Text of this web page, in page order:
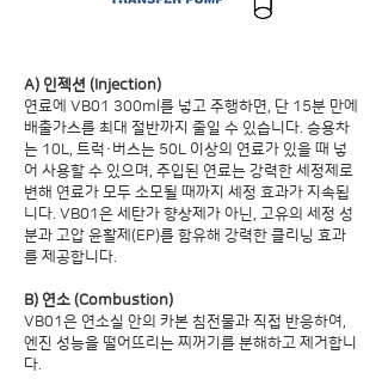
A) 인젝션 (Injection)
연료에 VB01 300ml를 넣고 주행하면, 단 15분 만에
배출가스를 최대 절반까지 줄일 수 있습니다. 승용차
는 10L, 트럭·버스는 50L 이상의 연료가 있을 때 넣
어 사용할 수 있으며, 주입된 연료는 강력한 세정제로
변해 연료가 모두 소모될 때까지 세정 효과가 지속됩
니다. VB01은 세탄가 향상제가 아닌, 고유의 세정 성
분과 고압 윤활제(EP)를 함유해 강력한 클리닝 효과
를 제공합니다.
B) 연소 (Combustion)
VB01은 연소실 안의 카본 침전물과 직접 반응하여,
엔진 성능을 떨어뜨리는 찌꺼기를 분해하고 제거합니
다.